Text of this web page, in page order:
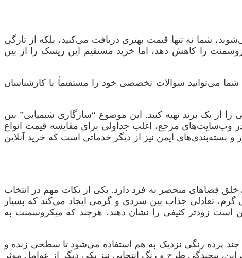
شما نه تنها قیمت بهتری دریافت می‌کنید، بلکه از تازگی
را کاهش دهد، اما خرید مستقیم این ریسک را از بین
می‌توانید سوالات تخصصی خود را مستقیماً با کارشناسان
را از یک برند تهیه کنید. این موضوع “سازگاری شیمیایی” بین
وب‌سایت‌های مرجع، اغلب جداولی برای مقایسه قیمت انواع
ایمن نیز از دیگر خدماتی است که خرید آنلاین
خلق فضاهای منحصر به فرد دارد. یکی از نکات مهم در انتخاب
تعادلی جذاب بین سردی و گرمی ایجاد می‌کند که بسیار
است زودتر کثیفی را نشان دهند، هرچند که میکروسمنت به
یا چند پرده رنگی نزدیک به هم استفاده می‌شود تا سطحی زنده و
پیچیدگی طرح و رنگ انتخابی نیز یکی دیگر از عوامل موثر